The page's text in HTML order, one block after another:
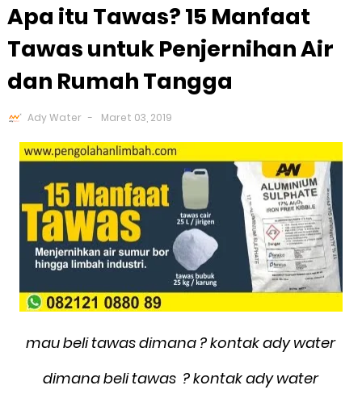
Apa itu Tawas? 15 Manfaat
Tawas untuk Penjernihan Air
dan Rumah Tangga
Ady Water Maret 03, 2019
mau beli tawas dimana ? kontak ady water
dimana beli tawas ? kontak ady water